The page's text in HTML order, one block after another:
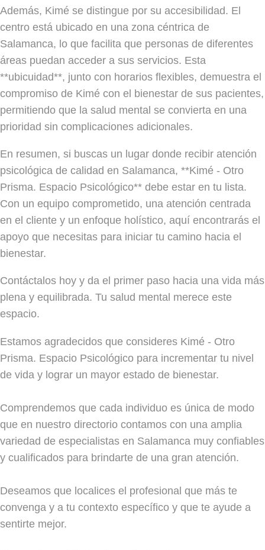
Además, Kimé se distingue por su accesibilidad. El
centro está ubicado en una zona céntrica de
Salamanca, lo que facilita que personas de diferentes
áreas puedan acceder a sus servicios. Esta
**ubicuidad**, junto con horarios flexibles, demuestra el
compromiso de Kimé con el bienestar de sus pacientes,
permitiendo que la salud mental se convierta en una
prioridad sin complicaciones adicionales.
En resumen, si buscas un lugar donde recibir atención
psicológica de calidad en Salamanca, **Kimé - Otro
Prisma. Espacio Psicológico** debe estar en tu lista.
Con un equipo comprometido, una atención centrada
en el cliente y un enfoque holístico, aquí encontrarás el
apoyo que necesitas para iniciar tu camino hacia el
bienestar.
Contáctalos hoy y da el primer paso hacia una vida más
plena y equilibrada. Tu salud mental merece este
espacio.
Estamos agradecidos que consideres Kimé - Otro
Prisma. Espacio Psicológico para incrementar tu nivel
de vida y lograr un mayor estado de bienestar.
Comprendemos que cada individuo es única de modo
que en nuestro directorio contamos con una amplia
variedad de especialistas en Salamanca muy confiables
y cualificados para brindarte de una gran atención.
Deseamos que localices el profesional que más te
convenga y a tu contexto específico y que te ayude a
sentirte mejor.